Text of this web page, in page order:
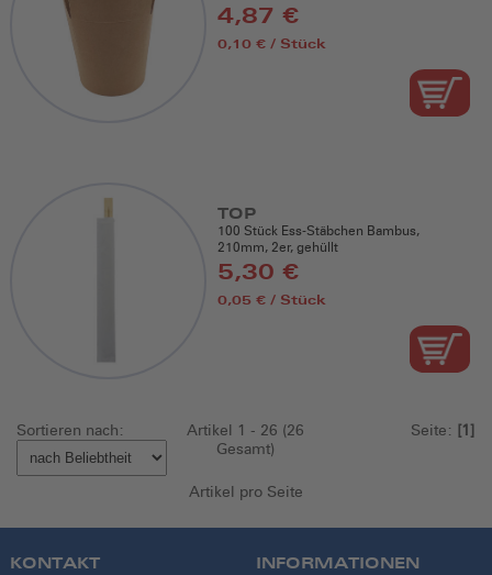
4,87 €
0,10 € / Stück
TOP
100 Stück Ess-Stäbchen Bambus,
210mm, 2er, gehüllt
5,30 €
0,05 € / Stück
Sortieren nach:
Artikel 1 - 26 (26
Gesamt)
Artikel pro Seite
Seite: [1]
KONTAKT INFORMATIONEN